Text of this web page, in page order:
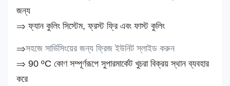
জন্য
⇒ ফ্যান কুলিং সিস্টেম, ফ্রস্ট ফ্রি এবং ফাস্ট কুলিং
⇒সহজে সার্ভিসিংয়ের জন্য ফ্রিজ ইউনিট স্লাইড করুন
⇒ 90 ºC কোণ সম্পূর্ণরূপে সুপারমার্কেট খুচরা বিক্রয় স্থান ব্যবহার
করে